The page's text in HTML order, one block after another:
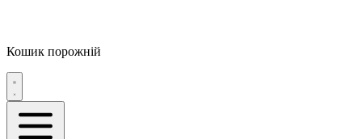
Кошик порожній